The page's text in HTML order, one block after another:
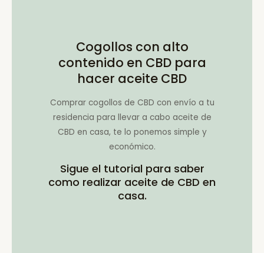
Cogollos con alto
contenido en CBD para
hacer aceite CBD
Comprar cogollos de CBD con envío a tu
residencia para llevar a cabo aceite de
CBD en casa, te lo ponemos simple y
económico.
Sigue el tutorial para saber
como realizar aceite de CBD en
casa.